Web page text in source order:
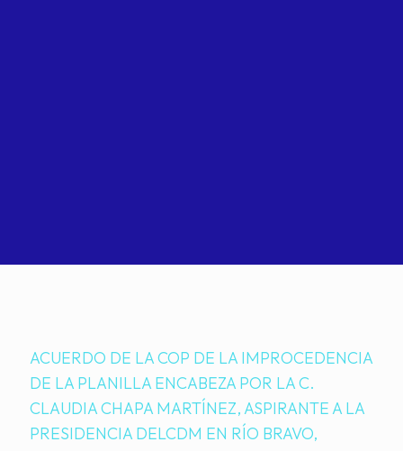
ACUERDO DE LA COP DE LA IMPROCEDENCIA
DE LA PLANILLA ENCABEZA POR LA C.
CLAUDIA CHAPA MARTÍNEZ, ASPIRANTE A LA
PRESIDENCIA DELCDM EN RÍO BRAVO,